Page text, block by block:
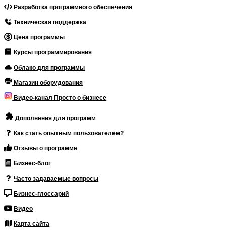
Разработка программного обеспечения
Техническая поддержка
Цена программы
Курсы программирования
Облако для программы
Магазин оборудования
Видео-канал Просто о бизнесе
Дополнения для программ
Как стать опытным пользователем?
Отзывы о программе
Бизнес-блог
Часто задаваемые вопросы
Бизнес-глоссарий
Видео
Карта сайта